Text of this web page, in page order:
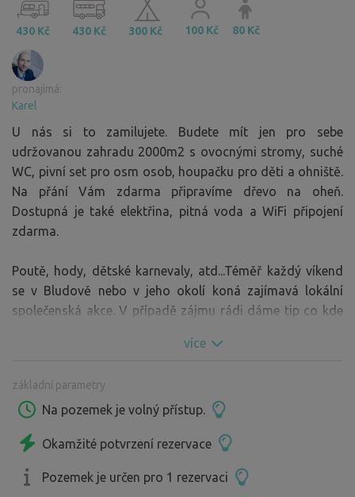
430 Kč 430 Kč 300 Kč 100 Kč 80 Kč
pronajímá:
Karel
U nás si to zamilujete. Budete mít jen pro sebe
udržovanou zahradu 2000m2 s ovocnými stromy, suché
WC, pivní set pro osm osob, houpačku pro děti a ohniště.
Na přání Vám zdarma připravíme dřevo na oheň.
Dostupná je také elektřina, pitná voda a WiFi připojení
zdarma.
Poutě, hody, dětské karnevaly, atd...Téměř každý víkend
se v Bludově nebo v jeho okolí koná zajímavá lokální
společenská akce. V případě zájmu rádi dáme tip co kde
více
základní parametry
Na pozemek je volný přístup.
Okamžité potvrzení rezervace
Pozemek je určen pro 1 rezervaci